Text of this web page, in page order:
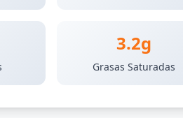
3.2g
Grasas Saturadas